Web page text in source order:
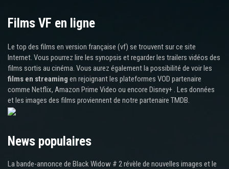
Films VF en ligne
Le top des films en version française (vf) se trouvent sur ce site
Internet. Vous pourrez lire les synopsis et regarder les trailers vidéos des
films sortis au cinéma. Vous aurez également la possibilité de voir les
films en streaming en rejoignant les plateformes VOD partenaire
comme Netflix, Amazon Prime Video ou encore Disney+ . Les données
et les images des films proviennent de notre partenaire TMDB.
News populaires
La bande-annonce de Black Widow # 2 révèle de nouvelles images et le